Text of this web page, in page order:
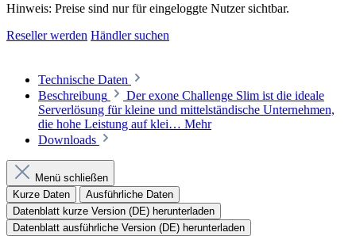
Hinweis: Preise sind nur für eingeloggte Nutzer sichtbar.
Reseller werden Händler suchen
Technische Daten
Beschreibung
Der exone Challenge Slim ist die ideale
Serverlösung für kleine und mittelständische Unternehmen,
die hohe Leistung auf klei… Mehr
Downloads
Menü schließen
Kurze Daten
Ausführliche Daten
Datenblatt kurze Version (DE) herunterladen
Datenblatt ausführliche Version (DE) herunterladen